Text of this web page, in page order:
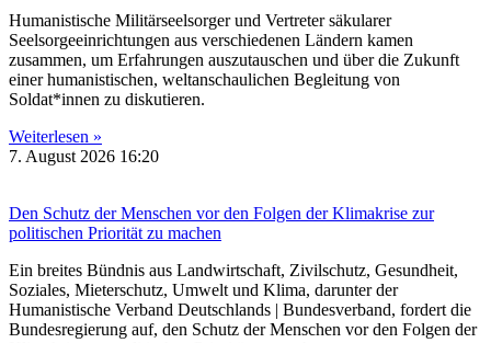
Humanistische Militärseelsorger und Vertreter säkularer
Seelsorgeeinrichtungen aus verschiedenen Ländern kamen
zusammen, um Erfahrungen auszutauschen und über die Zukunft
einer humanistischen, weltanschaulichen Begleitung von
Soldat*innen zu diskutieren.
Weiterlesen »
7. August 2026 16:20
Den Schutz der Menschen vor den Folgen der Klimakrise zur
politischen Priorität zu machen
Ein breites Bündnis aus Landwirtschaft, Zivilschutz, Gesundheit,
Soziales, Mieterschutz, Umwelt und Klima, darunter der
Humanistische Verband Deutschlands | Bundesverband, fordert die
Bundesregierung auf, den Schutz der Menschen vor den Folgen der